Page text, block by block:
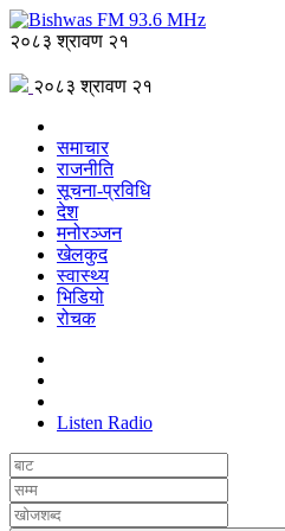
२०८३ श्रावण २१
२०८३ श्रावण २१
समाचार
राजनीति
सूचना-प्रविधि
देश
मनोरञ्जन
खेलकुद
स्वास्थ्य
भिडियो
रोचक
Listen Radio